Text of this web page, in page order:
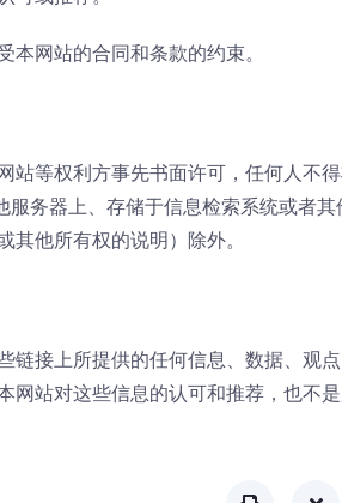
网站的合同和条款的约束。
站等权利方事先书面许可，任何人不得
务器上、存储于信息检索系统或者其
他所有权的说明）除外。
链接上所提供的任何信息、数据、观点
网站对这些信息的认可和推荐，也不